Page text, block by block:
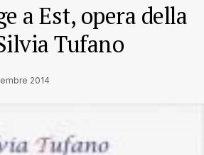
a Est, opera della
Tufano
2014